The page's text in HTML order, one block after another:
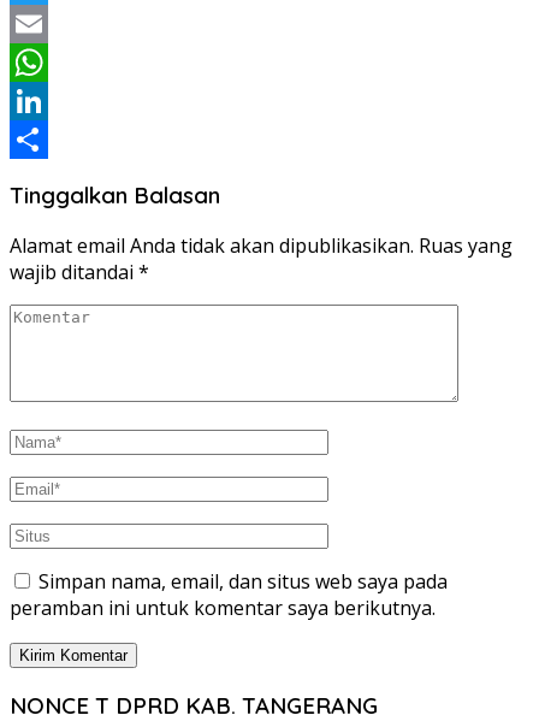
Twitter
Email
WhatsApp
LinkedIn
Tinggalkan Balasan
Alamat email Anda tidak akan dipublikasikan. Ruas yang
wajib ditandai *
Simpan nama, email, dan situs web saya pada
peramban ini untuk komentar saya berikutnya.
NONCE T DPRD KAB. TANGERANG